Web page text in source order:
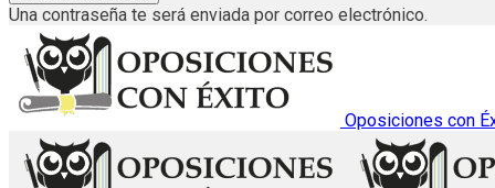
Una contraseña te será enviada por correo electrónico.
Oposiciones con